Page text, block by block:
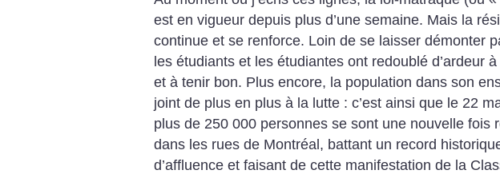
est en vigueur depuis plus d’une semaine. Mais la
continue et se renforce. Loin de se laisser démonter
les étudiants et les étudiantes ont redoublé d’ardeur
et à tenir bon. Plus encore, la population dans son
joint de plus en plus à la lutte : c’est ainsi que le 22
plus de 250 000 personnes se sont une nouvelle fois
dans les rues de Montréal, battant un record
d’affluence et faisant de cette manifestation de la